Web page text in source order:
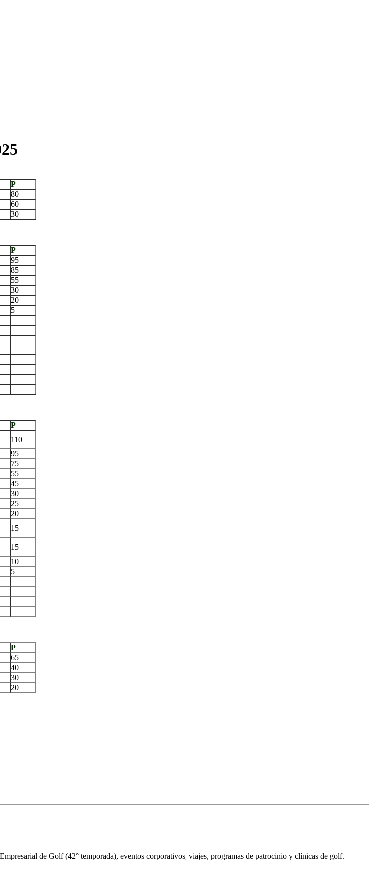
P
80
60
30
P
95
85
55
30
20
5
P
110
95
75
55
45
30
25
20
15
15
10
5
P
65
40
30
20
de Golf (42° temporada), eventos corporativos, viajes, programas de patrocinio y clínicas de golf.